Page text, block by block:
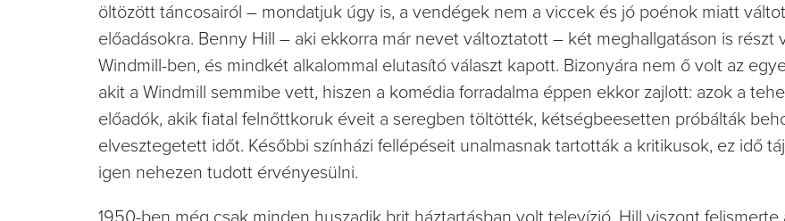
öltözött táncosairól – mondatjuk úgy is, a vendégek nem a viccek és jó poénok miatt
előadásokra. Benny Hill – aki ekkorra már nevet változtatott – két meghallgatáson is részt
Windmill-ben, és mindkét alkalommal elutasító választ kapott. Bizonyára nem ő volt az
akit a Windmill semmibe vett, hiszen a komédia forradalma éppen ekkor zajlott: azok a
előadók, akik fiatal felnőttkoruk éveit a seregben töltötték, kétségbeesetten próbálták
elvesztegetett időt. Későbbi színházi fellépéseit unalmasnak tartották a kritikusok, ez idő
igen nehezen tudott érvényesülni.